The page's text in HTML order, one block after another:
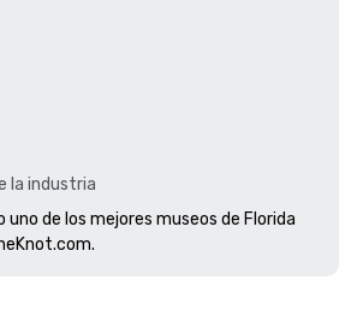
la industria
de los mejores museos de Florida